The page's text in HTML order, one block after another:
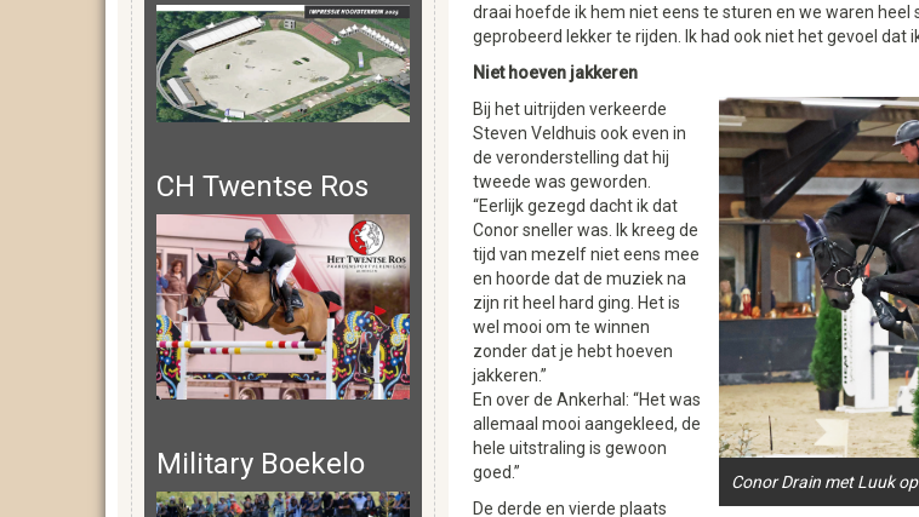
CH Twentse Ros
Military Boekelo
draai hoefde ik hem niet eens te sturen en we waren heel
geprobeerd lekker te rijden. Ik had ook niet het gevoel dat
Niet hoeven jakkeren
Conor Drain met Luuk
Bij het uitrijden verkeerde
Steven Veldhuis ook even in
de veronderstelling dat hij
tweede was geworden.
“Eerlijk gezegd dacht ik dat
Conor sneller was. Ik kreeg de
tijd van mezelf niet eens mee
en hoorde dat de muziek na
zijn rit heel hard ging. Het is
wel mooi om te winnen
zonder dat je hebt hoeven
jakkeren.”
En over de Ankerhal: “Het was
allemaal mooi aangekleed, de
hele uitstraling is gewoon
goed.”
De derde en vierde plaats